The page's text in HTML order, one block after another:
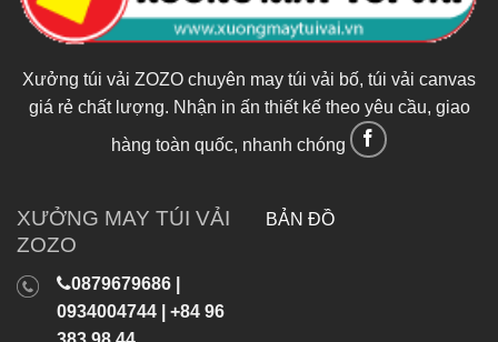
Xưởng túi vải ZOZO chuyên may túi vải bố, túi vải canvas
giá rẻ chất lượng. Nhận in ấn thiết kế theo yêu cầu, giao
hàng toàn quốc, nhanh chóng
XƯỞNG MAY TÚI VẢI
ZOZO
0879679686 |
0934004744 | +84 96
BẢN ĐỒ